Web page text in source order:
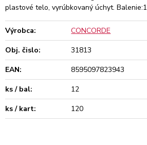
plastové telo, vyrúbkovaný úchyt.
Výrobca:
CONCORDE
Obj. čislo:
31813
EAN:
8595097823943
ks / bal:
12
ks / kart:
120